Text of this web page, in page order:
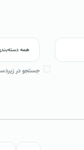
جستجو در